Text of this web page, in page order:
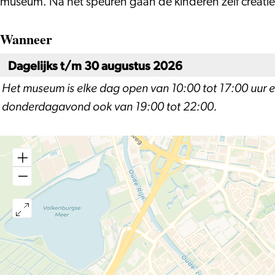
museum. Na het speuren gaan de kinderen zelf
Wanneer
Dagelijks t/m 30 augustus 2026
Het museum is elke dag open van 10:00 tot 17:00 uur
donderdagavond ook van 19:00 tot 22:00.